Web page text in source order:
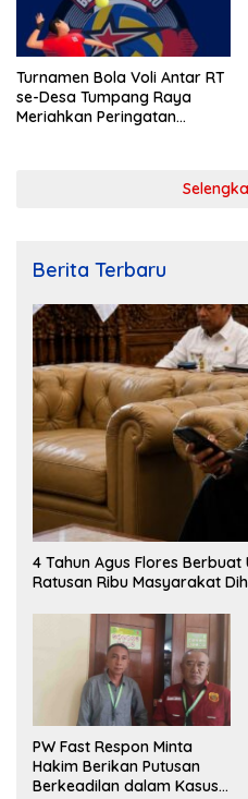
Turnamen Bola Voli Antar RT
se-Desa Tumpang Raya
Meriahkan Peringatan
Berita Terbaru
4 Tahun Agus Flores
Ratusan Ribu Masyarakat
PW Fast Respon Minta
Hakim Berikan Putusan
Berkeadilan dalam Kasus